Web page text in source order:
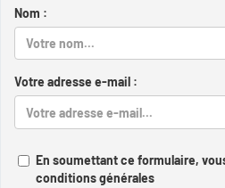
Nom :
Votre adresse e-mail :
En soumettant ce formulaire,
conditions générales